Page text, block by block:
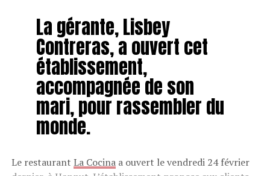
La gérante, Lisbey
Contreras, a ouvert cet
établissement,
accompagnée de son
mari, pour rassembler du
monde.
Le restaurant La Cocinaa ouvert le vendredi 24 février